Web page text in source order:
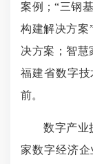
案例；“三钢
构建解决方案
决方案；智慧
福建省数字
前。
数字产业提
家数字经济